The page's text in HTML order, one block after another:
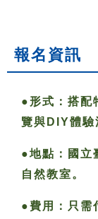
報名資訊
●形式：搭配
覽與DIY體驗
●地點：國立
自然教室。
●費用：只需